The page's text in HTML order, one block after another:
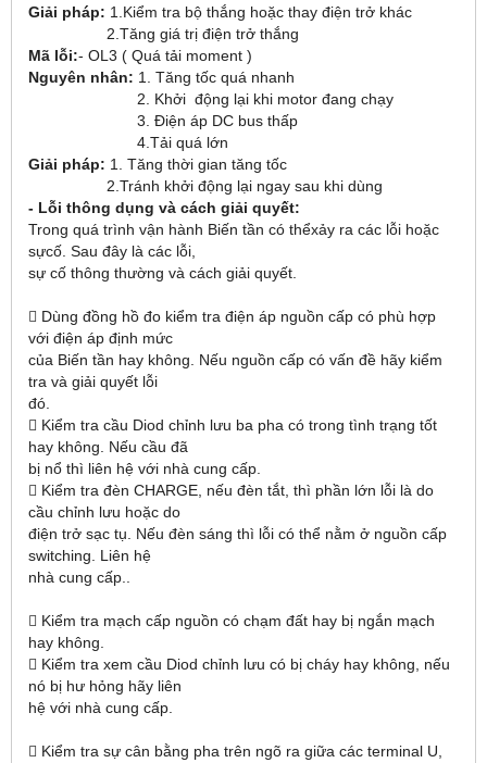
Giải pháp: 1.Kiểm tra bộ thắng hoặc thay điện trở khác
2.Tăng giá trị điện trở thắng
Mã lỗi:- OL3 ( Quá tải moment )
Nguyên nhân: 1. Tăng tốc quá nhanh
2. Khởi động lại khi motor đang chạy
3. Điện áp DC bus thấp
4.Tải quá lớn
Giải pháp: 1. Tăng thời gian tăng tốc
2.Tránh khởi động lại ngay sau khi dùng
- Lỗi thông dụng và cách giải quyết:
Trong quá trình vận hành Biến tần có thểxảy ra các lỗi hoặc
sựcố. Sau đây là các lỗi,
sự cố thông thường và cách giải quyết.
 Dùng đồng hồ đo kiểm tra điện áp nguồn cấp có phù hợp
với điện áp định mức
của Biến tần hay không. Nếu nguồn cấp có vấn đề hãy kiểm
tra và giải quyết lỗi
đó.
 Kiểm tra cầu Diod chỉnh lưu ba pha có trong tình trạng tốt
hay không. Nếu cầu đã
bị nổ thì liên hệ với nhà cung cấp.
 Kiểm tra đèn CHARGE, nếu đèn tắt, thì phần lớn lỗi là do
cầu chỉnh lưu hoặc do
điện trở sạc tụ. Nếu đèn sáng thì lỗi có thể nằm ở nguồn cấp
switching. Liên hệ
nhà cung cấp..
 Kiểm tra mạch cấp nguồn có chạm đất hay bị ngắn mạch
hay không.
 Kiểm tra xem cầu Diod chỉnh lưu có bị cháy hay không, nếu
nó bị hư hỏng hãy liên
hệ với nhà cung cấp.
 Kiểm tra sự cân bằng pha trên ngõ ra giữa các terminal U,